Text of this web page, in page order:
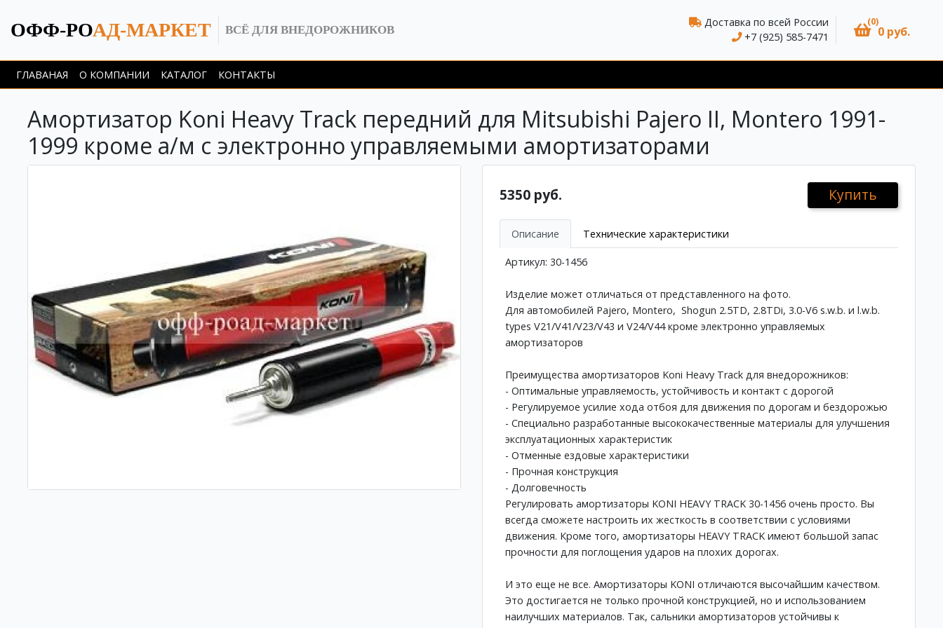
ОФФ-РОАД-МАРКЕТ ВСЁ ДЛЯ ВНЕДОРОЖНИКОВ
Доставка по всей России
+7 (925) 585-7471
(0)
0 руб.
ГЛАВАНАЯ О КОМПАНИИ КАТАЛОГ КОНТАКТЫ
Амортизатор Koni Heavy Track передний для Mitsubishi Pajero II, Montero 1991-
1999 кроме а/м с электронно управляемыми амортизаторами
5350 руб. Купить
Описание Технические характеристики
Артикул: 30-1456
Изделие может отличаться от представленного на фото.
Для автомобилей Pajero, Montero, Shogun 2.5TD, 2.8TDi, 3.0-V6 s.w.b. и l.w.b.
types V21/V41/V23/V43 и V24/V44 кроме электронно управляемых
амортизаторов
Преимущества амортизаторов Koni Heavy Track для внедорожников:
- Оптимальные управляемость, устойчивость и контакт с дорогой
- Регулируемое усилие хода отбоя для движения по дорогам и бездорожью
- Специально разработанные высококачественные материалы для улучшения
эксплуатационных характеристик
- Отменные ездовые характеристики
- Прочная конструкция
- Долговечность
Регулировать амортизаторы KONI HEAVY TRACK 30-1456 очень просто. Вы
всегда сможете настроить их жесткость в соответствии с условиями
движения. Кроме того, амортизаторы HEAVY TRACK имеют большой запас
прочности для поглощения ударов на плохих дорогах.
И это еще не все. Амортизаторы KONI отличаются высочайшим качеством.
Это достигается не только прочной конструкцией, но и использованием
наилучших материалов. Так, сальники амортизаторов устойчивы к